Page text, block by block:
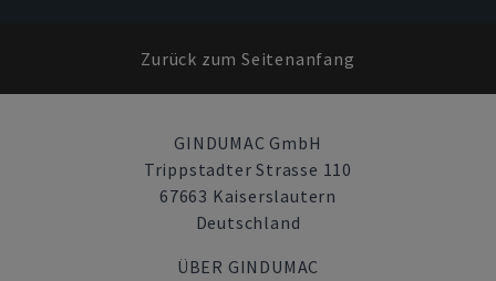
Zurück zum Seitenanfang
GINDUMAC GmbH
Trippstadter Strasse 110
67663 Kaiserslautern
Deutschland
ÜBER GINDUMAC